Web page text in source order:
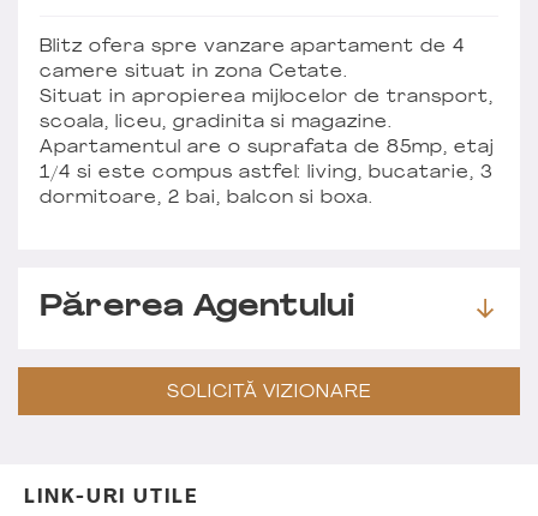
Blitz ofera spre vanzare apartament de 4
camere situat in zona Cetate.
Situat in apropierea mijlocelor de transport,
scoala, liceu, gradinita si magazine.
Apartamentul are o suprafata de 85mp, etaj
1/4 si este compus astfel: living, bucatarie, 3
dormitoare, 2 bai, balcon si boxa.
Părerea Agentului
SOLICITĂ VIZIONARE
LINK-URI UTILE